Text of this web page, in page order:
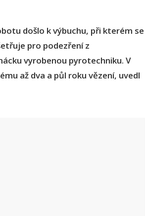
došlo k výbuchu, při kterém se
pro podezření z
vyrobenou pyrotechniku. V
až dva a půl roku vězení, uvedl